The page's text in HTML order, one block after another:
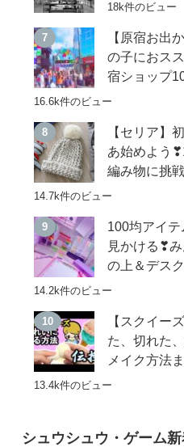
18k件のビュー
【原宿お出
の子におス
宿ショップ
16.6k件のビュー
【セリア】
あ始めよう
編み物に挑
14.7k件のビュー
100均アイ
見かける❣
の上＆デス
14.2k件のビュー
【スクイー
た、切れた
メイク方法
13.4k件のビュー
シュウシュウ・ゲーム